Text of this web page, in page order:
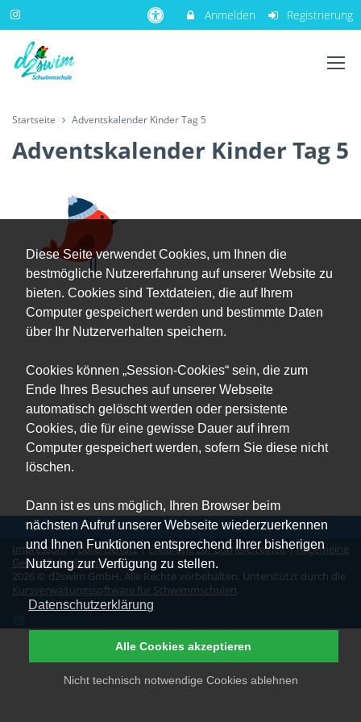
Diese Seite verwendet Cookies, um Ihnen die
bestmögliche Nutzererfahrung auf unserer Website zu
bieten. Cookies sind Textdateien, die auf Ihrem
Computer gespeichert werden und bestimmte Daten
über Ihr Nutzerverhalten speichern.
Cookies können „Session-Cookies“ sein, die zum
Ende Ihres Besuches auf unserer Webseite
automatisch gelöscht werden oder persistente
Cookies, die für eine gewisse Dauer auf ihrem
Computer gespeichert werden, sofern Sie diese nicht
löschen.
Dann ist es uns möglich, Ihren Browser beim
nächsten Aufruf unserer Webseite wiederzuerkennen
und Ihnen Funktionen entsprechend Ihrer bisherigen
Nutzung zur Verfügung zu stellen.
Datenschutzerklärung
Nicht technisch notwendige Cookies ablehnen
Alle Cookies akzeptieren
Anmelden Registrierung
Startseite Adventskalender Kinder Tag 5
Adventskalender Kinder Tag 5
Impressum|Datenschutz|Erklärung zur Barrierefreiheit|Allgemeine
Geschäftsbedingungen
2026 © d2swim GmbH. Alle Rechte vorbehalten. Unterstützt durch die
Kursverwaltungssoftware für Schwimmschulen.